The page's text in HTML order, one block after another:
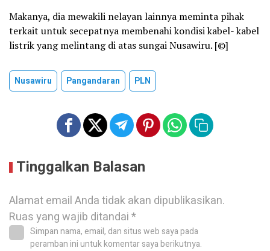
Makanya, dia mewakili nelayan lainnya meminta pihak
terkait untuk secepatnya membenahi kondisi kabel- kabel
listrik yang melintang di atas sungai Nusawiru. [©]
Nusawiru Pangandaran PLN
Tinggalkan Balasan
Alamat email Anda tidak akan dipublikasikan.
Ruas yang wajib ditandai*
Simpan nama, email, dan situs web saya pada
peramban ini untuk komentar saya berikutnya.